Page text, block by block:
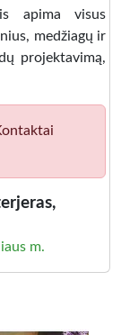
apima visus
medžiagų ir
projektavimą,
m.